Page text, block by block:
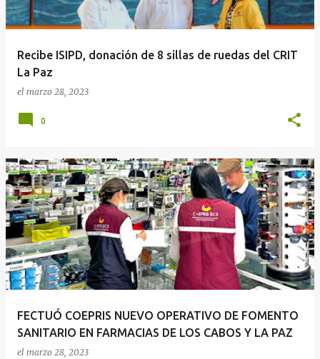
Recibe ISIPD, donación de 8 sillas de ruedas del CRIT
La Paz
el marzo 28, 2023
0
FECTUÓ COEPRIS NUEVO OPERATIVO DE FOMENTO
SANITARIO EN FARMACIAS DE LOS CABOS Y LA PAZ
el marzo 28, 2023